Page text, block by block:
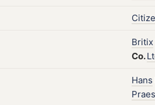
Britix
Co.
Hans